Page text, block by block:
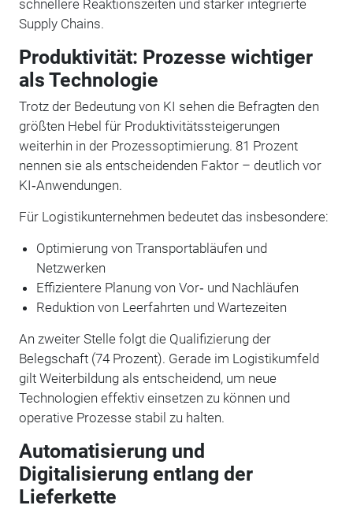
schnellere Reaktionszeiten und stärker integrierte
Supply Chains.
Produktivität: Prozesse wichtiger
als Technologie
Trotz der Bedeutung von KI sehen die Befragten den
größten Hebel für Produktivitätssteigerungen
weiterhin in der Prozessoptimierung. 81 Prozent
nennen sie als entscheidenden Faktor – deutlich vor
KI‑Anwendungen.
Für Logistikunternehmen bedeutet das insbesondere:
Optimierung von Transportabläufen und
Netzwerken
Effizientere Planung von Vor‑ und Nachläufen
Reduktion von Leerfahrten und Wartezeiten
An zweiter Stelle folgt die Qualifizierung der
Belegschaft (74 Prozent). Gerade im Logistikumfeld
gilt Weiterbildung als entscheidend, um neue
Technologien effektiv einsetzen zu können und
operative Prozesse stabil zu halten.
Automatisierung und
Digitalisierung entlang der
Lieferkette